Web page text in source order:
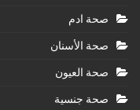
صحة ادم
صحة الأسنان
صحة العيون
صحة جنسية